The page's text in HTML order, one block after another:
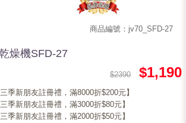
商品編號：jv70_SFD-27
燥機SFD-27
$2390 $1,190
三季新朋友註冊禮，滿8000折$200元】
三季新朋友註冊禮，滿3000折$80元】
三季新朋友註冊禮，滿2000折$50元】